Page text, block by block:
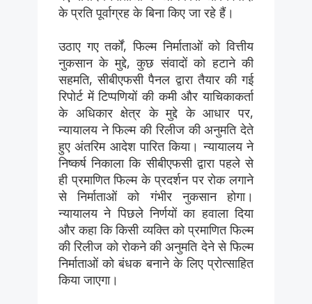
के प्रति पूर्वाग्रह के बिना किए जा रहे हैं।
उठाए गए तर्कों, फिल्म निर्माताओं को वित्तीय
नुकसान के मुद्दे, कुछ संवादों को हटाने की
सहमति, सीबीएफसी पैनल द्वारा तैयार की गई
रिपोर्ट में टिप्पणियों की कमी और याचिकाकर्ता
के अधिकार क्षेत्र के मुद्दे के आधार पर,
न्यायालय ने फिल्म की रिलीज की अनुमति देते
हुए अंतरिम आदेश पारित किया। न्यायालय ने
निष्कर्ष निकाला कि सीबीएफसी द्वारा पहले से
ही प्रमाणित फिल्म के प्रदर्शन पर रोक लगाने
से निर्माताओं को गंभीर नुकसान होगा।
न्यायालय ने पिछले निर्णयों का हवाला दिया
और कहा कि किसी व्यक्ति को प्रमाणित फिल्म
की रिलीज को रोकने की अनुमति देने से फिल्म
निर्माताओं को बंधक बनाने के लिए प्रोत्साहित
किया जाएगा।